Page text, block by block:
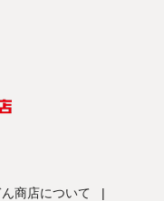
商店について |